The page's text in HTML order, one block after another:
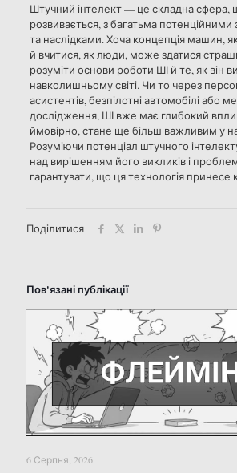
Штучний інтелект — це складна сфера,
розвивається, з багатьма
та наслідками. Хоча концепція машин,
й вчитися, як люди, може здатися
розуміти основи роботи ШІ й те, як він
навколишньому світі. Чи то через
асистентів, безпілотні автомобілі або
дослідження, ШІ вже має глибокий
ймовірно, стане ще більш важливим у
Розуміючи потенціал штучного
над вирішенням його викликів і
гарантувати, що ця технологія принесе
Поділитися
Пов'язані публікації
6 Серпня, 2026